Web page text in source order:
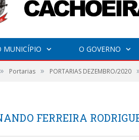
MUNICÍPIO O GOVERNO
» Portarias » PORTARIAS DEZEMBRO/2020
FERREIRA